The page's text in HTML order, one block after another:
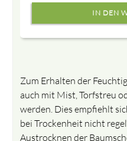
Zum Erhalten der
auch mit Mist, Torfstreu
werden. Dies empfiehlt
bei Trockenheit nicht
Austrocknen der